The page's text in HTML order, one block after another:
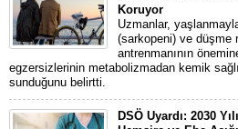
Koruyor
Uzmanlar,
(sarkopeni) ve düşme
antrenmanının
egzersizlerinin metabolizmadan kemik
sunduğunu belirtti.
DSÖ Uyardı: 2030